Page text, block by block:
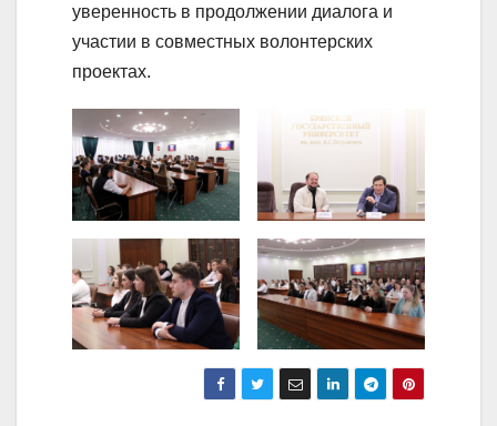
уверенность в продолжении диалога и
участии в совместных волонтерских
проектах.